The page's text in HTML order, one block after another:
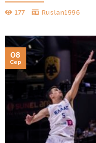
177 Ruslan1996
08
Сер